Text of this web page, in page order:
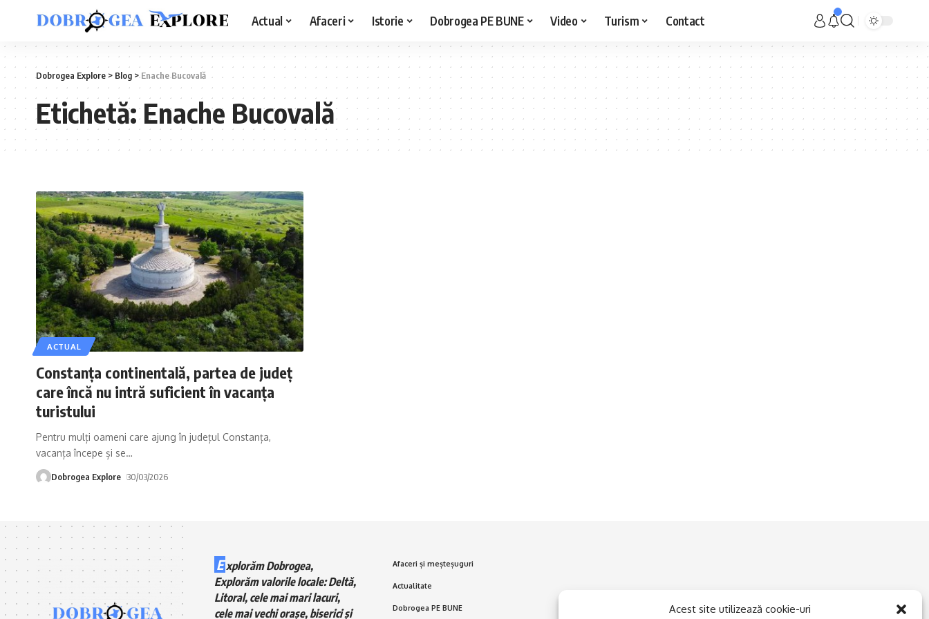
Acest site utilizează cookie-uri
Actual Afaceri Istorie Dobrogea PE BUNE Video Turism Contact
Dobrogea Explore> Blog >Enache Bucovală
Etichetă:Enache Bucovală
ACTUAL
Constanța continentală, partea de județ
care încă nu intră suficient în vacanța
turistului
Pentru mulți oameni care ajung în județul Constanța,
vacanța începe și se…
Dobrogea Explore 30/03/2026
E xplorăm Dobrogea,
Explorăm valorile locale: Deltă,
Litoral, cele mai mari lacuri,
cele mai vechi orașe, biserici și
Afaceri și meșteșuguri
Actualitate
Dobrogea PE BUNE